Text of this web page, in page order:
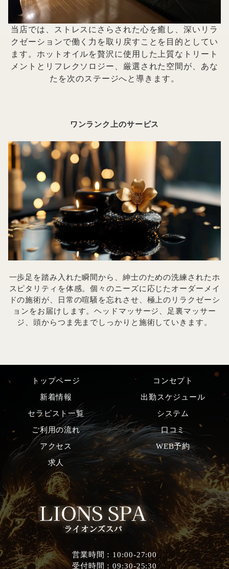
当店では、ストレスにさらされた心を癒し、深いリラ
クゼーションで働く力を取り戻すことを目的としてい
ます。ホットオイルを贅沢に使用した上質なトリート
メントとリフレクソロジー、厳選された空間が、あな
たを次のステージへと導きます。
ワンランク上のサービス
一歩足を踏み入れた瞬間から、紳士のための洗練されたホ
スピタリティを体感。個々のニーズに応じたオーダーメイ
ドの施術が、日常の喧騒を忘れさせ、極上のリラクゼーシ
ョンをお届けします。ヘッドマッサージ、足裏マッサー
ジ、頭からつま先までしっかりと施術していきます。
トップページ
コンセプト
新着情報
出勤スケジュール
セラピスト一覧
システム
ご利用の流れ
口コミ
アクセス
WEB予約
求人
営業時間：10:00-27:00
受付時間：09:30-25:30